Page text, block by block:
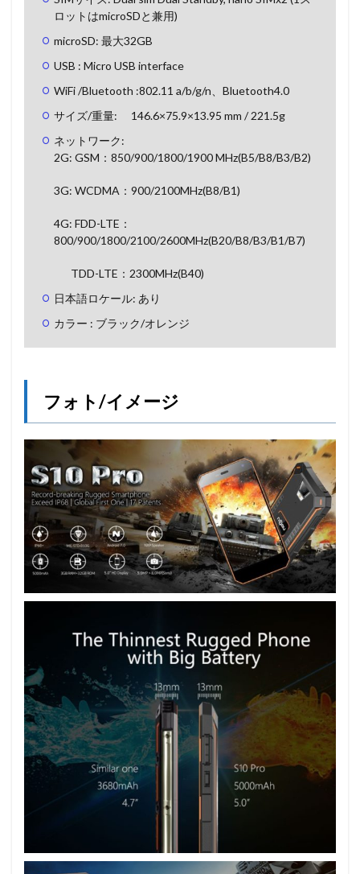
ロットはmicroSDと兼用)
microSD: 最大32GB
USB : Micro USB interface
WiFi /Bluetooth :802.11 a/b/g/n、Bluetooth4.0
サイズ/重量: 146.6×75.9×13.95 mm / 221.5g
ネットワーク:
2G: GSM：850/900/1800/1900 MHz(B5/B8/B3/B2)
3G: WCDMA：900/2100MHz(B8/B1)
4G: FDD-LTE：
800/900/1800/2100/2600MHz(B20/B8/B3/B1/B7)
TDD-LTE：2300MHz(B40)
日本語ロケール: あり
カラー : ブラック/オレンジ
フォト/イメージ